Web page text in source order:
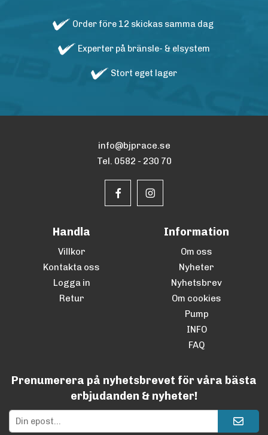
Order före 12 skickas samma dag
Experter på bränsle- & elsystem
Stort eget lager
info@bjprace.se
Tel. 0582 - 230 70
Handla
Villkor
Kontakta oss
Logga in
Retur
Information
Om oss
Nyheter
Nyhetsbrev
Om cookies
Pump
INFO
FAQ
Prenumerera på nyhetsbrevet för våra bästa
erbjudanden & nyheter!